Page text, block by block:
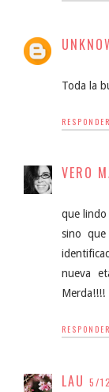
Toda la
RESPONDER
VERO
que
sino que
nueva
Merda!!!!
RESPONDER
LAU 5/